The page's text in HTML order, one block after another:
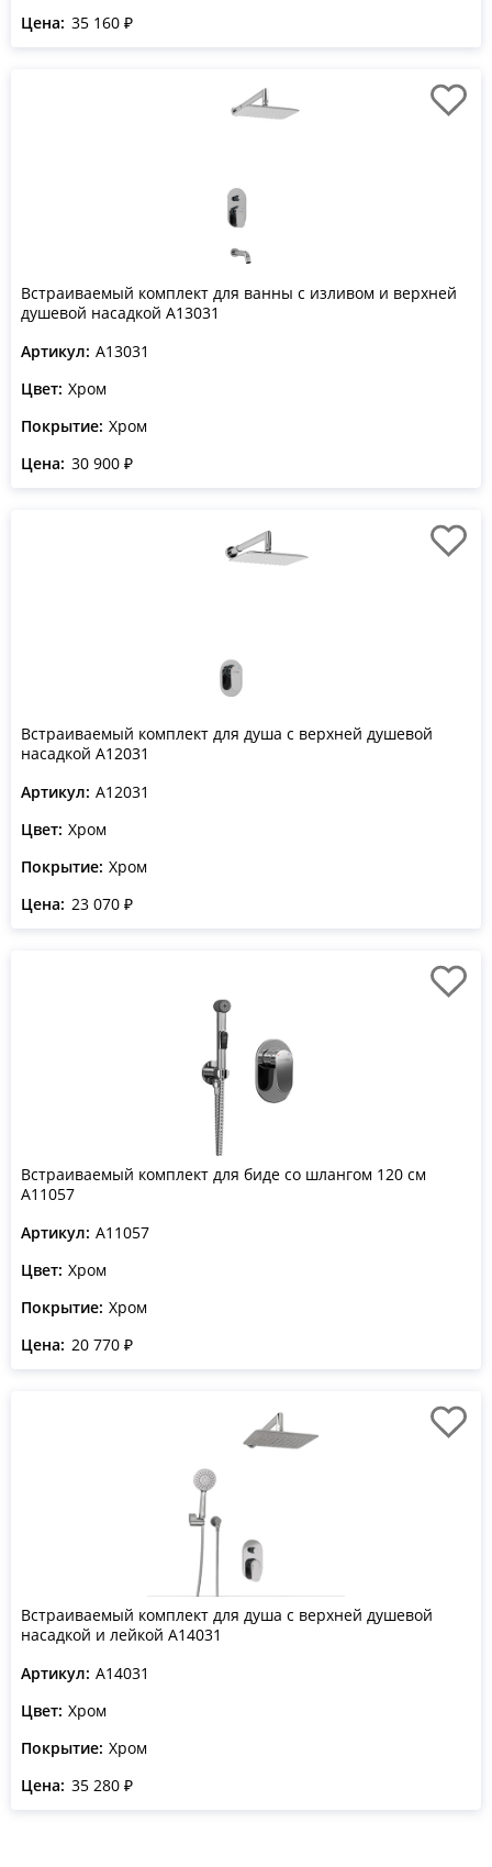
Цена: 35 160 ₽
Встраиваемый комплект для ванны с изливом и верхней
душевой насадкой A13031
Артикул: A13031
Цвет: Хром
Покрытие: Хром
Цена: 30 900 ₽
Встраиваемый комплект для душа с верхней душевой
насадкой A12031
Артикул: A12031
Цвет: Хром
Покрытие: Хром
Цена: 23 070 ₽
Встраиваемый комплект для биде со шлангом 120 см
A11057
Артикул: A11057
Цвет: Хром
Покрытие: Хром
Цена: 20 770 ₽
Встраиваемый комплект для душа с верхней душевой
насадкой и лейкой A14031
Артикул: A14031
Цвет: Хром
Покрытие: Хром
Цена: 35 280 ₽